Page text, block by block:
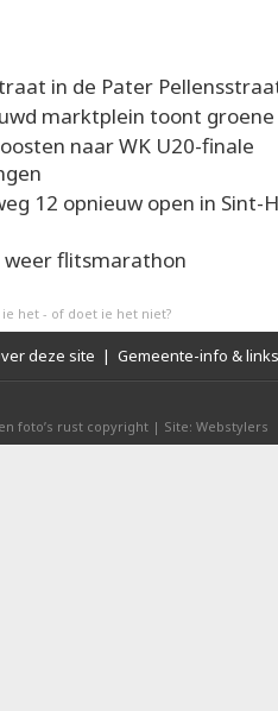
in de Pater
marktplein toont
naar WK U20-finale
12 opnieuw open in Sint-
weer flitsmarathon
ie het - of doet ie het niet?
deze site | Gemeente-info & links
foto’s rust copyright | Site: Webstylers